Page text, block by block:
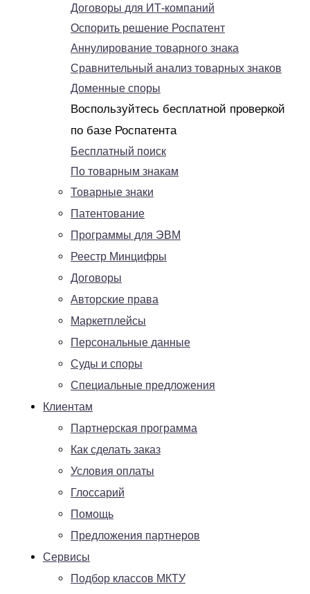
Договоры для ИТ-компаний
Оспорить решение Роспатент
Аннулирование товарного знака
Сравнительный анализ товарных знаков
Доменные споры
Воспользуйтесь бесплатной проверкой
по базе Роспатента
Бесплатный поиск
По товарным знакам
Товарные знаки
Патентование
Программы для ЭВМ
Реестр Минцифры
Договоры
Авторские права
Маркетплейсы
Персональные данные
Суды и споры
Специальные предложения
Клиентам
Партнерская программа
Как сделать заказ
Условия оплаты
Глоссарий
Помощь
Предложения партнеров
Сервисы
Подбор классов МКТУ